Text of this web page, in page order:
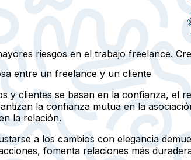
riesgos en el trabajo freelance.
entre un freelance y un cliente
y clientes se basan en la confianza, el
la confianza mutua en la
la relación.
a los cambios con elegancia
fomenta relaciones más